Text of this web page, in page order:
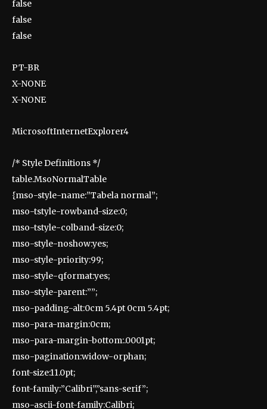
false
false
false
PT-BR
X-NONE
X-NONE
MicrosoftInternetExplorer4
/* Style Definitions */
table.MsoNormalTable
{mso-style-name:”Tabela normal”;
mso-tstyle-rowband-size:0;
mso-tstyle-colband-size:0;
mso-style-noshow:yes;
mso-style-priority:99;
mso-style-qformat:yes;
mso-style-parent:””;
mso-padding-alt:0cm 5.4pt 0cm 5.4pt;
mso-para-margin:0cm;
mso-para-margin-bottom:.0001pt;
mso-pagination:widow-orphan;
font-size:11.0pt;
font-family:”Calibri”,”sans-serif”;
mso-ascii-font-family:Calibri;